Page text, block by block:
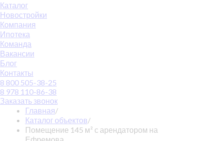
Каталог
Новостройки
Компания
Ипотека
Команда
Вакансии
Блог
Контакты
8 800 505-38-25
8 978 110-86-38
Заказать звонок
Главная/
Каталог объектов/
Помещение 145 м² с арендатором на